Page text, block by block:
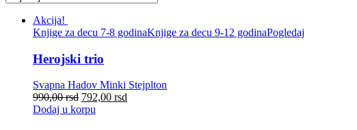
Akcija!
Knjige za decu 7-8 godinaKnjige za decu 9-12 godinaPogledaj
Herojski trio
Svapna Hadov Minki Stejplton
990,00rsd 792,00 rsd
Dodaj u korpu